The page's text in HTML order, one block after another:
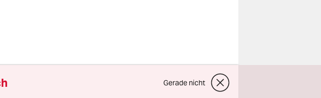
gibt sich gern als
Rechtsextremismus
Gerade nicht